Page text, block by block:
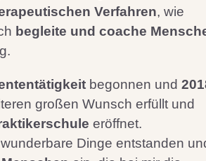
Verfahren, wie
begleite und coache
begonnen und
großen Wunsch erfüllt und
eröffnet.
Dinge entstanden